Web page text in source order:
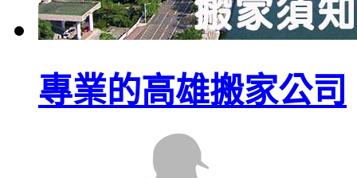
專業的高雄搬家公司